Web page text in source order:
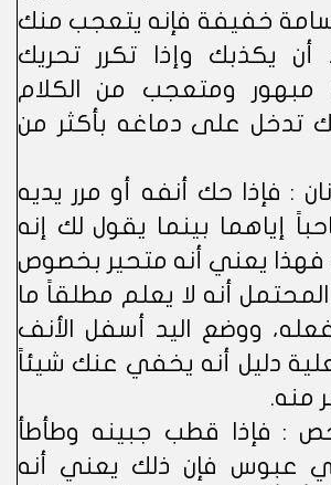
خفيفة فإنه يتعجب منك
أن يكذبك وإذا تكرر تحريك
مبهور ومتعجب من الكلام
تدخل على دماغه بأكثر من
: فإذا حك أنفه أو مرر يديه
إياهما بينما يقول لك إنه
فهذا يعني أنه متحير بخصوص
أنه لا يعلم مطلقاً ما
ووضع اليد أسفل الأنف
دليل أنه يخفي عنك شيئاً
منه.
: فإذا قطب جبينه وطأطأ
عبوس فإن ذلك يعني أنه